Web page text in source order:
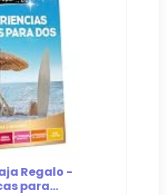
Regalo -
para...